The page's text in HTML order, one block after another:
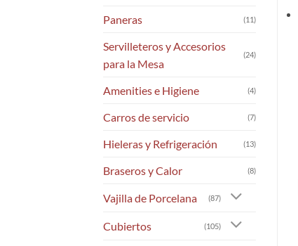
Paneras (11)
Servilleteros y Accesorios
para la Mesa
(24)
Amenities e Higiene (4)
Carros de servicio (7)
Hieleras y Refrigeración (13)
Braseros y Calor (8)
Vajilla de Porcelana (87)
Cubiertos (105)